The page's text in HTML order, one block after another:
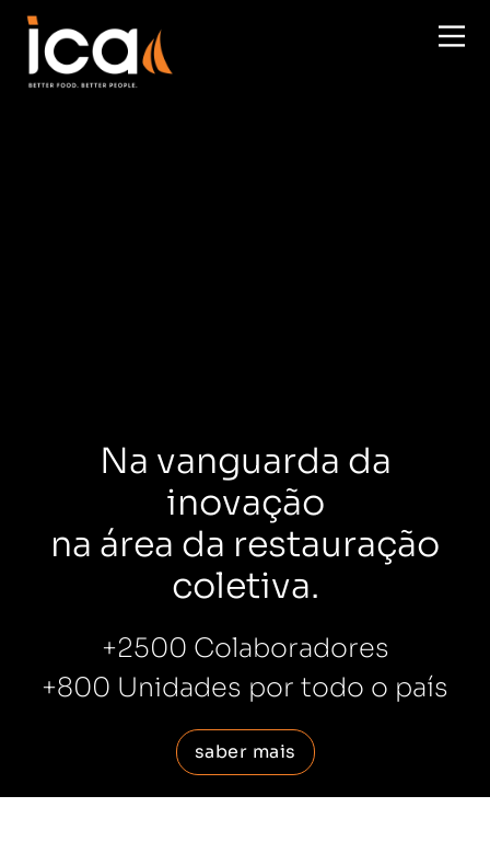
Saltar para o conteúdo principal
Na vanguarda da
inovação
na área da restauração
coletiva.
+2500 Colaboradores
+800 Unidades por todo o país
saber mais